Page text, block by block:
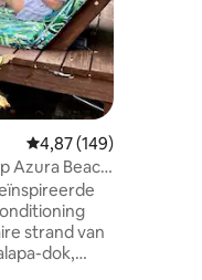
recensies
Gemiddelde
4,87 (149)
Azura Beach
strand van
dok,